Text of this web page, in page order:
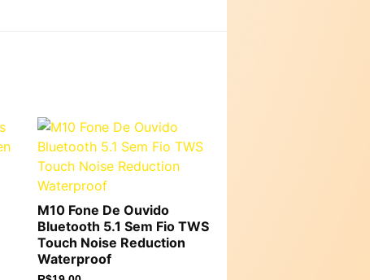
M10 Fone De Ouvido
Bluetooth 5.1 Sem Fio TWS
Touch Noise Reduction
Waterproof